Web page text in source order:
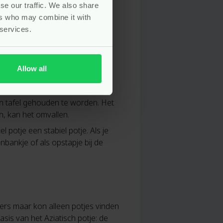
our traffic. We also share
who may combine it with
Allow all
tafel gehouden te worden. Het
kan het omvallen.
potje een stabiel potje. Als je
of als opstapje bij de
maar kon alleen potjes vinden
van het Aziatisch potje: de